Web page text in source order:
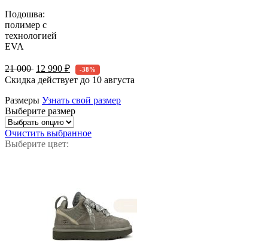
Подошва:
полимер с
технологией
EVA
21 000 12 990 ₽ -38%
Скидка действует до 10 августа
Размеры Узнать свой размер
Выберите размер
Очистить выбранное
Выберите цвет: